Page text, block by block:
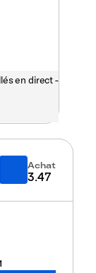
en direct -
Achat
3.47